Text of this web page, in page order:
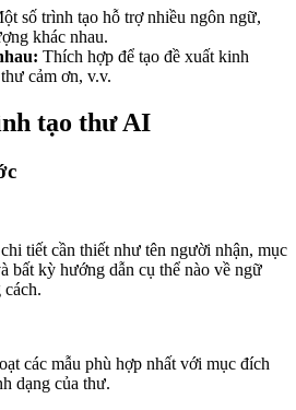
số trình tạo hỗ trợ nhiều ngôn ngữ,
khác nhau.
Thích hợp để tạo đề xuất kinh
cảm ơn, v.v.
tạo thư AI
tiết cần thiết như tên người nhận, mục
bất kỳ hướng dẫn cụ thể nào về ngữ
cách.
các mẫu phù hợp nhất với mục đích
dạng của thư.